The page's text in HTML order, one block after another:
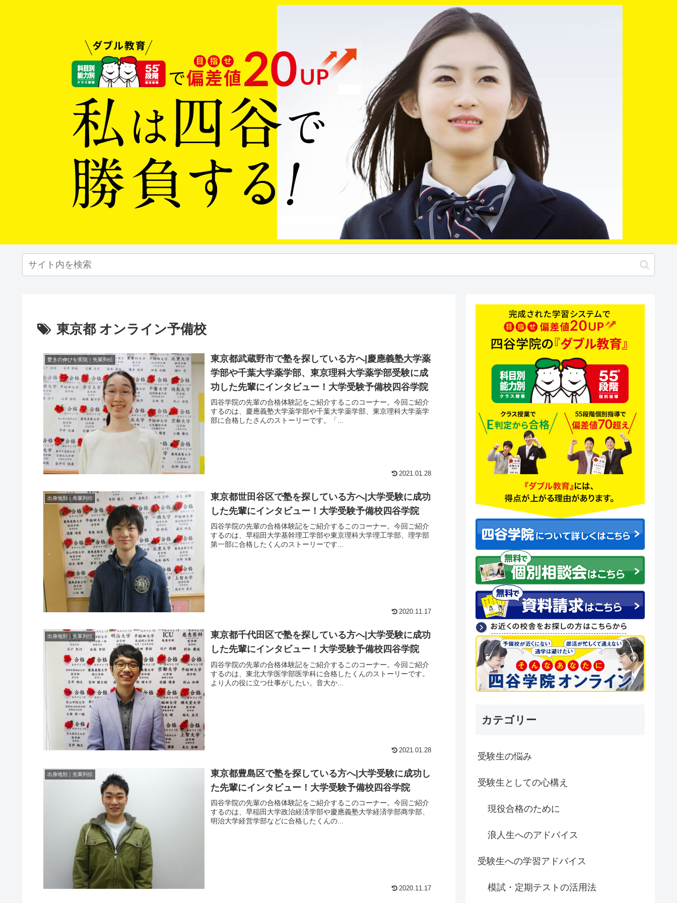
東京都 オンライン予備校
驚きの伸びを実現｜先輩列伝
東京都武蔵野市で塾を探している方へ|慶應義塾大学薬
学部や千葉大学薬学部、東京理科大学薬学部受験に成
功した先輩にインタビュー！大学受験予備校四谷学院
四谷学院の先輩の合格体験記をご紹介するこのコーナー。今回ご紹介
するのは、慶應義塾大学薬学部や千葉大学薬学部、東京理科大学薬学
部に合格したさんのストーリーです。「...
2021.01.28
出身地別｜先輩列伝
東京都世田谷区で塾を探している方へ|大学受験に成功
した先輩にインタビュー！大学受験予備校四谷学院
四谷学院の先輩の合格体験記をご紹介するこのコーナー。今回ご紹介
するのは、早稲田大学基幹理工学部や東京理科大学理工学部、理学部
第一部に合格したくんのストーリーです...
2020.11.17
出身地別｜先輩列伝
東京都千代田区で塾を探している方へ|大学受験に成功
した先輩にインタビュー！大学受験予備校四谷学院
四谷学院の先輩の合格体験記をご紹介するこのコーナー。今回ご紹介
するのは、東北大学医学部医学科に合格したくんのストーリーです。
より人の役に立つ仕事がしたい。音大か...
2021.01.28
出身地別｜先輩列伝
東京都豊島区で塾を探している方へ|大学受験に成功し
た先輩にインタビュー！大学受験予備校四谷学院
四谷学院の先輩の合格体験記をご紹介するこのコーナー。今回ご紹介
するのは、早稲田大学政治経済学部や慶應義塾大学経済学部商学部、
明治大学経営学部などに合格したくんの...
2020.11.17
カテゴリー
受験生の悩み
受験生としての心構え
現役合格のために
浪人生へのアドバイス
受験生への学習アドバイス
模試・定期テストの活用法